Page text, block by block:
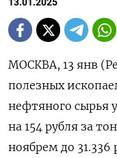
13.01.2025
МОСКВА, 13 янв
полезных
нефтяного сырья
на 154 рубля за
ноябрем до 31.336